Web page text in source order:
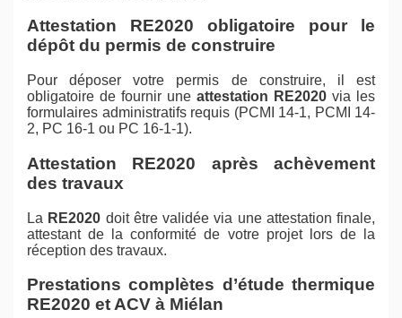
Attestation RE2020 obligatoire pour le
dépôt du permis de construire
Pour déposer votre permis de construire, il est
obligatoire de fournir une attestation RE2020 via les
formulaires administratifs requis (PCMI 14-1, PCMI 14-
2, PC 16-1 ou PC 16-1-1).
Attestation RE2020 après achèvement
des travaux
La RE2020 doit être validée via une attestation finale,
attestant de la conformité de votre projet lors de la
réception des travaux.
Prestations complètes d’étude thermique
RE2020 et ACV à Miélan